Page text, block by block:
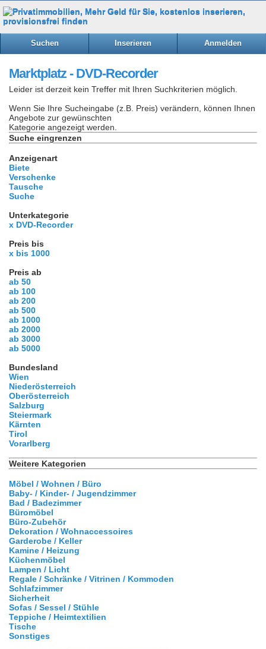
Suchen Inserieren Anmelden
Marktplatz - DVD-Recorder
Leider ist derzeit kein Treffer mit Ihren Suchkriterien möglich.
Wenn Sie Ihre Sucheingabe (z.B. Preis) verändern, können Ihnen
Angebote zur gewünschten
Kategorie angezeigt werden.
Suche eingrenzen
Anzeigenart
Biete
Verschenke
Tausche
Suche
Unterkategorie
x DVD-Recorder
Preis bis
x bis 1000
Preis ab
ab 50
ab 100
ab 200
ab 500
ab 1000
ab 2000
ab 3000
ab 5000
Bundesland
Wien
Niederösterreich
Oberösterreich
Salzburg
Steiermark
Kärnten
Tirol
Vorarlberg
Weitere Kategorien
Möbel / Wohnen / Büro
Baby- / Kinder- / Jugendzimmer
Bad / Badezimmer
Büromöbel
Büro-Zubehör
Dekoration / Wohnaccessoires
Garderobe / Keller
Kamine / Heizung
Küchenmöbel
Lampen / Licht
Regale / Schränke / Vitrinen / Kommoden
Schlafzimmer
Sicherheit
Sofas / Sessel / Stühle
Teppiche / Heimtextilien
Tische
Sonstiges